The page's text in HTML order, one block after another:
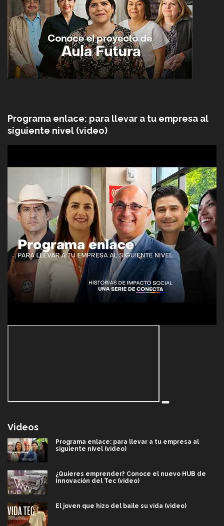
Programa enlace: para llevar a tu empresa al
siguiente nivel (video)
Videos
Programa enlace: para llevar a tu empresa al
siguiente nivel (video)
¿Quieres emprender? Conoce el nuevo HUB de
Innovación del Tec (video)
El joven que hizo del baile su vida (video)